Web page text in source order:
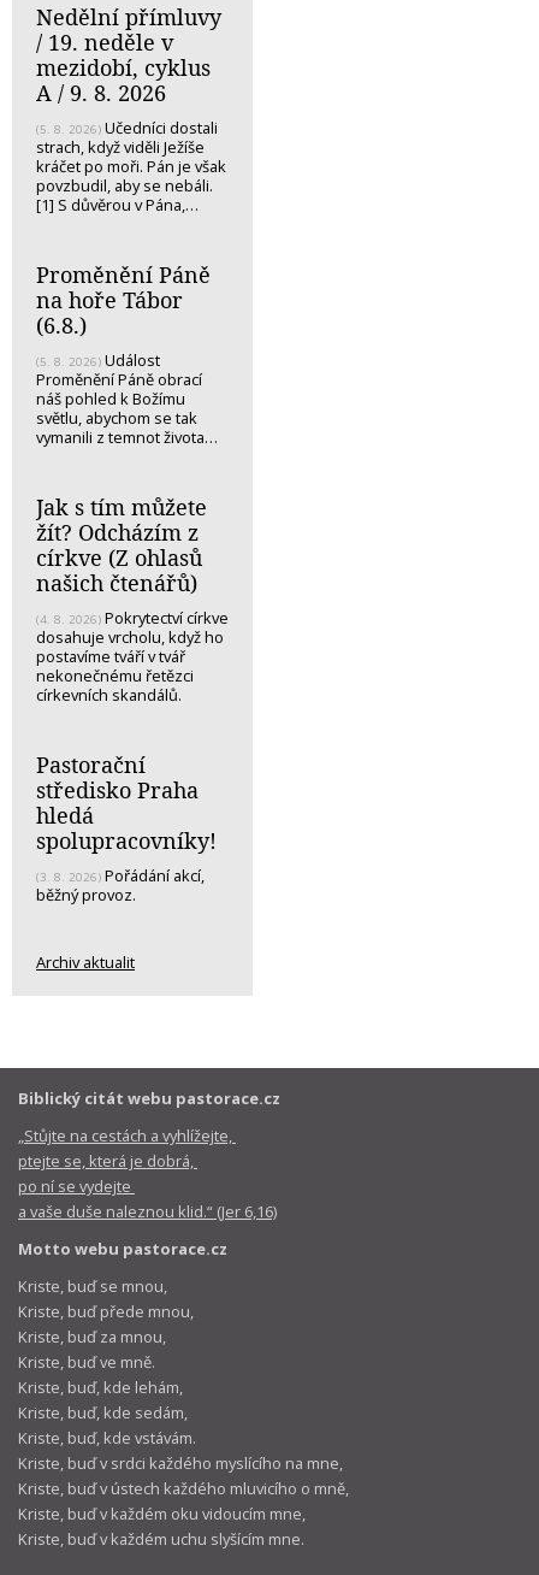
Nedělní přímluvy
/ 19. neděle v
mezidobí, cyklus
A / 9. 8. 2026
(5. 8. 2026) Učedníci dostali
strach, když viděli Ježíše
kráčet po moři. Pán je však
povzbudil, aby se nebáli.
[1] S důvěrou v Pána,…
Proměnění Páně
na hoře Tábor
(6.8.)
(5. 8. 2026) Událost
Proměnění Páně obrací
náš pohled k Božímu
světlu, abychom se tak
vymanili z temnot života…
Jak s tím můžete
žít? Odcházím z
církve (Z ohlasů
našich čtenářů)
(4. 8. 2026) Pokrytectví církve
dosahuje vrcholu, když ho
postavíme tváří v tvář
nekonečnému řetězci
církevních skandálů.
Pastorační
středisko Praha
hledá
spolupracovníky!
(3. 8. 2026) Pořádání akcí,
běžný provoz.
Archiv aktualit
Biblický citát webu pastorace.cz
„Stůjte na cestách a vyhlížejte,
ptejte se, která je dobrá,
po ní se vydejte
a vaše duše naleznou klid.“ (Jer 6,16)
Motto webu pastorace.cz
Kriste, buď se mnou,
Kriste, buď přede mnou,
Kriste, buď za mnou,
Kriste, buď ve mně.
Kriste, buď, kde lehám,
Kriste, buď, kde sedám,
Kriste, buď, kde vstávám.
Kriste, buď v srdci každého myslícího na mne,
Kriste, buď v ústech každého mluvicího o mně,
Kriste, buď v každém oku vidoucím mne,
Kriste, buď v každém uchu slyšícím mne.